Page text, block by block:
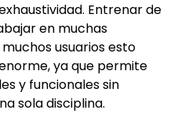
Entrenar de
en muchas
usuarios esto
ya que permite
y funcionales sin
sola disciplina.